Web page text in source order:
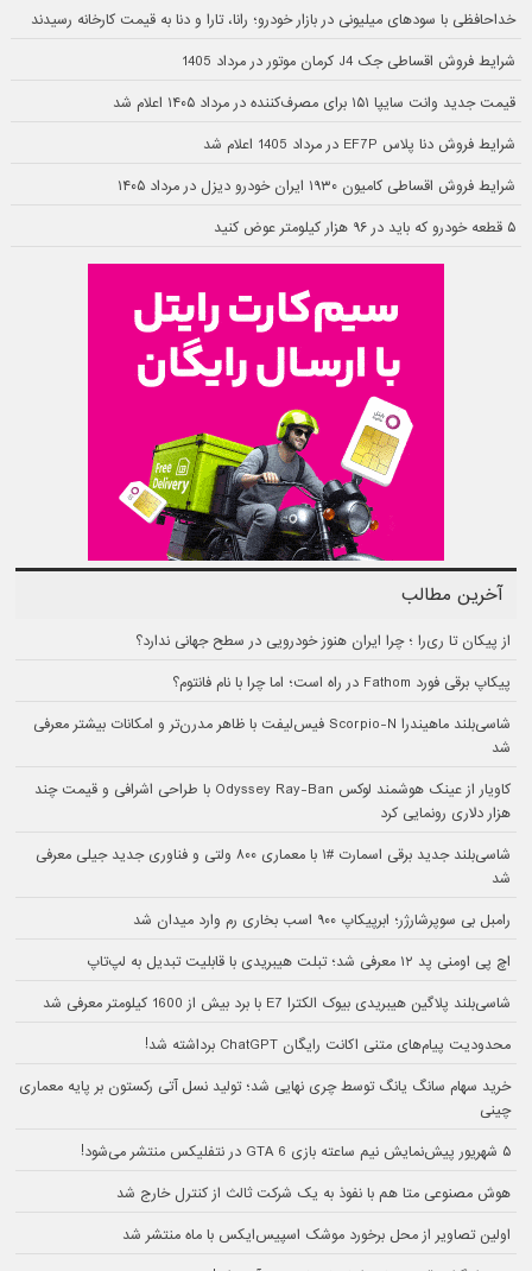
خداحافظی با سودهای میلیونی در بازار خودرو؛ رانا، تارا و دنا به قیمت کارخانه رسیدند
شرایط فروش اقساطی جک J4 کرمان موتور در مرداد 1405
قیمت جدید وانت سایپا ۱۵۱ برای مصرف‌کننده در مرداد ۱۴۰۵ اعلام شد
شرایط فروش دنا پلاس EF7P در مرداد 1405 اعلام شد
شرایط فروش اقساطی کامیون ۱۹۳۰ ایران خودرو دیزل در مرداد ۱۴۰۵
۵ قطعه خودرو که باید در ۹۶ هزار کیلومتر عوض کنید
آخرین مطالب
از پیکان تا ری‌را ؛ چرا ایران هنوز خودرویی در سطح جهانی ندارد؟
پیکاپ برقی فورد Fathom در راه است؛ اما چرا با نام فانتوم؟
شاسی‌بلند ماهیندرا Scorpio-N فیس‌لیفت با ظاهر مدرن‌تر و امکانات بیشتر معرفی
شد
کاویار از عینک هوشمند لوکس Odyssey Ray-Ban با طراحی اشرافی و قیمت چند
هزار دلاری رونمایی کرد
شاسی‌بلند جدید برقی اسمارت #۱ با معماری ۸۰۰ ولتی و فناوری جدید جیلی معرفی
شد
رامبل بی سوپرشارژر؛ ابرپیکاپ ۹۰۰ اسب بخاری رم وارد میدان شد
اچ پی اومنی پد ۱۲ معرفی شد؛ تبلت هیبریدی با قابلیت تبدیل به لپ‌تاپ
شاسی‌بلند پلاگین هیبریدی بیوک الکترا E7 با برد بیش از 1600 کیلومتر معرفی شد
محدودیت پیام‌های متنی اکانت رایگان ChatGPT برداشته شد!
خرید سهام سانگ‌ یانگ توسط چری نهایی شد؛ تولید نسل آتی رکستون بر پایه معماری
چینی
۵ شهریور پیش‌نمایش نیم ساعته بازی GTA 6 در نتفلیکس منتشر می‌شود!
هوش مصنوعی متا هم با نفوذ به یک شرکت ثالث از کنترل خارج شد
اولین تصاویر از محل برخورد موشک اسپیس‌ایکس با ماه منتشر شد